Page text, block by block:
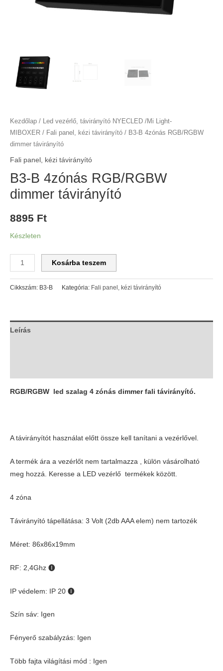
Kezdőlap / Led vezérlő, távirányító NYECLED /Mi Light-
MIBOXER / Fali panel, kézi távirányító / B3-B 4zónás RGB/RGBW
dimmer távirányító
Fali panel, kézi távirányító
B3-B 4zónás RGB/RGBW
dimmer távirányító
8895 Ft
Készleten
Kosárba teszem
Cikkszám: B3-B Kategória: Fali panel, kézi távirányító
Leírás
RGB/RGBW led szalag 4 zónás dimmer fali távirányító.
A távirányítót használat előtt össze kell tanítani a vezérlővel.
A termék ára a vezérlőt nem tartalmazza , külön vásárolható
meg hozzá. Keresse a LED vezérlő termékek között.
4 zóna
Távirányító tápellátása: 3 Volt (2db AAA elem) nem tartozék
Méret: 86x86x19mm
RF: 2,4Ghz 🅘
IP védelem: IP 20 🅘
Szín sáv: Igen
Fényerő szabályzás: Igen
Több fajta világítási mód : Igen